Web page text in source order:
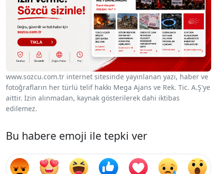
www.sozcu.com.tr internet sitesinde yayınlanan yazı, haber ve
fotoğrafların her türlü telif hakkı Mega Ajans ve Rek. Tic. A.Ş'ye
aittir. İzin alınmadan, kaynak gösterilerek dahi iktibas
edilemez.
Bu habere emoji ile tepki ver